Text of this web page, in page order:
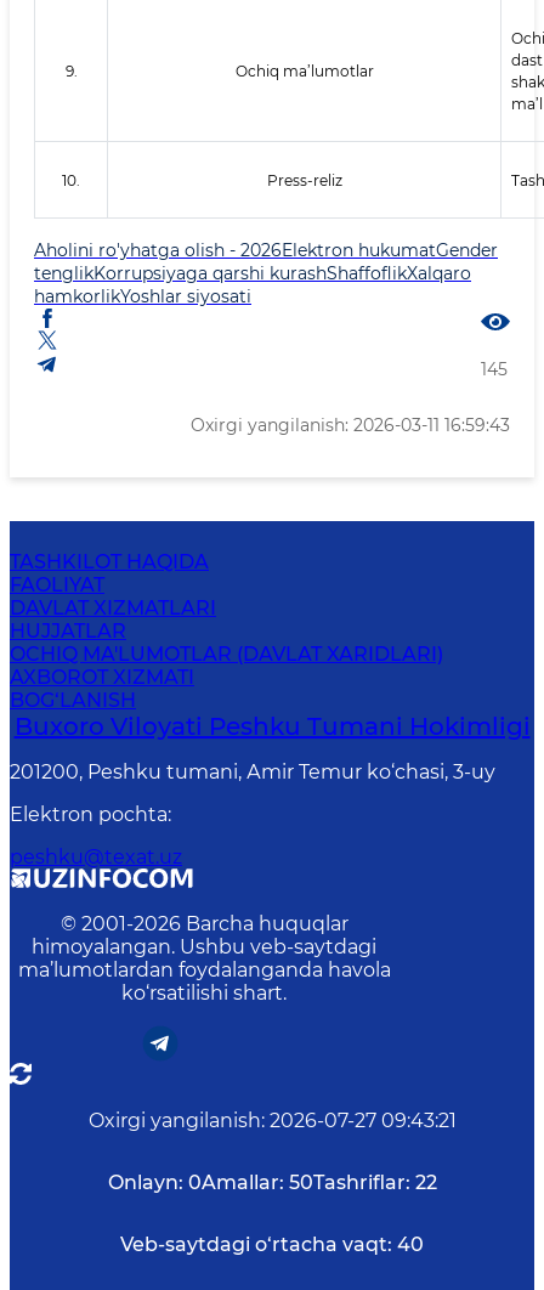
9. Ochiq ma’lumotlar
10. Press-reliz
Aholini ro'yhatga olish - 2026Elektron hukumatGender
tenglikKorrupsiyaga qarshi kurashShaffoflikXalqaro
hamkorlikYoshlar siyosati
145
Oxirgi yangilanish: 2026-03-11 16:59:43
TASHKILOT HAQIDA
FAOLIYAT
DAVLAT XIZMATLARI
HUJJATLAR
OCHIQ MA'LUMOTLAR (DAVLAT XARIDLARI)
AXBOROT XIZMATI
BOG‘LANISH
Buxoro Viloyati Peshku Tumani Hokimligi
201200, Peshku tumani, Аmir Temur ko‘chasi, 3-uy
Elektron pochta:
peshku@texat.uz
© 2001-2026 Barcha huquqlar
himoyalangan. Ushbu veb-saytdagi
ma’lumotlardan foydalanganda havola
ko‘rsatilishi shart.
Oxirgi yangilanish: 2026-07-27 09:43:21
Onlayn: 0Amallar: 50Tashriflar: 22
Veb-saytdagi o‘rtacha vaqt: 40